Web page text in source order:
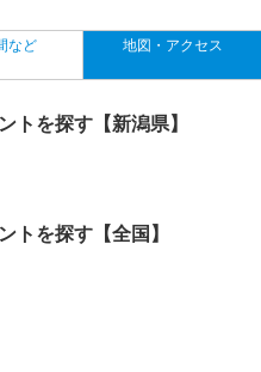
など 地図・アクセス
トを探す【新潟県】
トを探す【全国】